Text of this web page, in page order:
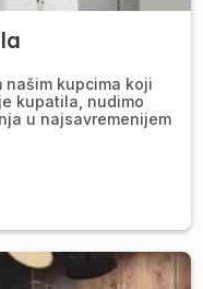
našim kupcima koji
kupatila, nudimo
u najsavremenijem